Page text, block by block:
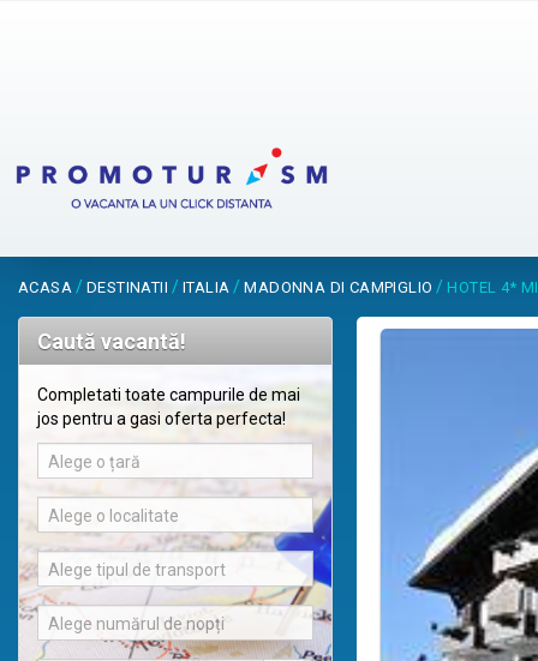
ACASA / DESTINATII / ITALIA /MADONNA DI CAMPIGLIO / HOTEL 4*
Caută vacantă!
Completati toate campurile de mai
jos pentru a gasi oferta perfecta!
Alege o țară
Alege o localitate
Alege tipul de transport
Alege numărul de nopți